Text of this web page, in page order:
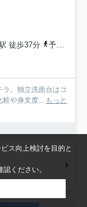
徒歩37分 予讃線「鬼無」駅 徒歩42分
。独立洗面台はコ
や身支度...
もっと
ス向上検討を目的と
認ください。